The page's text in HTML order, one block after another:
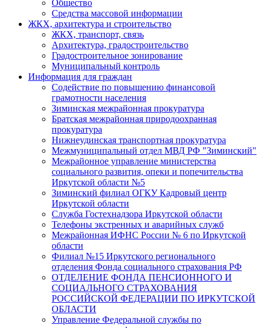
Общество
Средства массовой информации
ЖКХ, архитектура и строительство
ЖКХ, транспорт, связь
Архитектура, градостроительство
Градостроительное зонирование
Муниципальный контроль
Информация для граждан
Содействие по повышению финансовой
грамотности населения
Зиминская межрайонная прокуратура
Братская межрайонная природоохранная
прокуратура
Нижнеудинская транспортная прокуратура
Межмуниципальный отдел МВД РФ "Зиминский"
Межрайонное управление министерства
социального развития, опеки и попечительства
Иркутской области №5
Зиминский филиал ОГКУ Кадровый центр
Иркутской области
Служба Гостехнадзора Иркутской области
Телефоны экстренных и аварийных служб
Межрайонная ИФНС России № 6 по Иркутской
области
Филиал №15 Иркутского регионального
отделения Фонда социального страхования РФ
ОТДЕЛЕНИЕ ФОНДА ПЕНСИОННОГО И
СОЦИАЛЬНОГО СТРАХОВАНИЯ
РОССИЙСКОЙ ФЕДЕРАЦИИ ПО ИРКУТСКОЙ
ОБЛАСТИ
Управление Федеральной службы по